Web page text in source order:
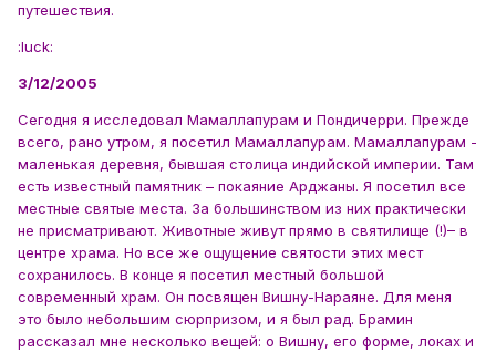
путешествия.
:luck:
3/12/2005
Сегодня я исследовал Мамаллапурам и Пондичерри. Прежде
всего, рано утром, я посетил Мамаллапурам. Мамаллапурам -
маленькая деревня, бывшая столица индийской империи. Там
есть известный памятник – покаяние Арджаны. Я посетил все
местные святые места. За большинством из них практически
не присматривают. Животные живут прямо в святилище (!)– в
центре храма. Но все же ощущение святости этих мест
сохранилось. В конце я посетил местный большой
современный храм. Он посвящен Вишну-Нараяне. Для меня
это было небольшим сюрпризом, и я был рад. Брамин
рассказал мне несколько вещей: о Вишну, его форме, локах и